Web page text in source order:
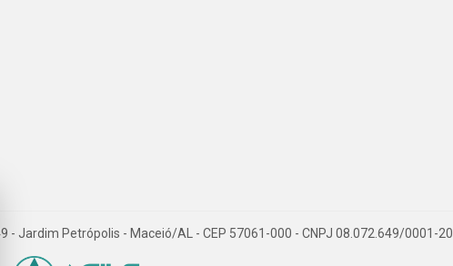
- Jardim Petrópolis - Maceió/AL - CEP 57061-000 - CNPJ 08.072.649/0001-20